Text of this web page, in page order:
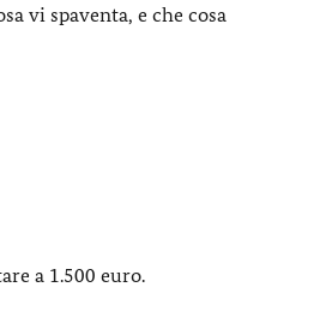
vi spaventa, e che cosa
a 1.500 euro.